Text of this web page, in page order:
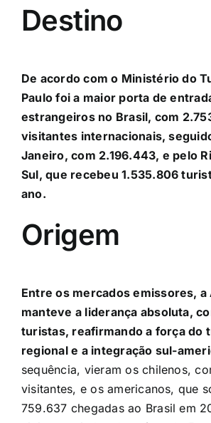
Destino
De acordo com o Ministério do
Paulo foi a maior porta de
estrangeiros no Brasil, com
visitantes internacionais,
Janeiro, com 2.196.443, e pelo
Sul, que recebeu 1.535.806
ano.
Origem
Entre os mercados emissores,
manteve a liderança absoluta,
turistas, reafirmando a força do
regional e a integração sul-
sequência, vieram os chilenos,
visitantes, e os americanos, que
759.637 chegadas ao Brasil em